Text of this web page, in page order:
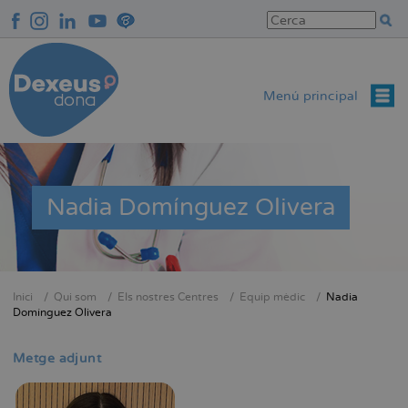
contingut
Menú principal
Nadia Domínguez Olivera
Fil
Inici Qui som Els nostres Centres Equip mèdic
Nadia
Domínguez Olivera
Metge adjunt